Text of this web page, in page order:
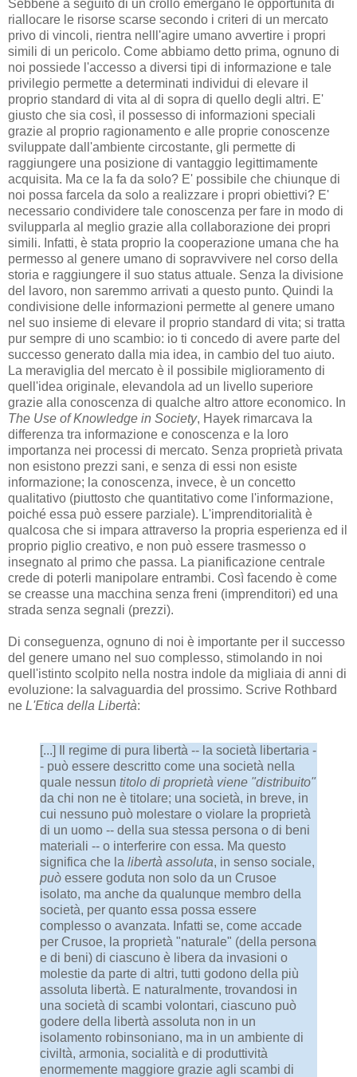
Sebbene a seguito di un crollo emergano le opportunità di
riallocare le risorse scarse secondo i criteri di un mercato
privo di vincoli, rientra nelll'agire umano avvertire i propri
simili di un pericolo. Come abbiamo detto prima, ognuno di
noi possiede l'accesso a diversi tipi di informazione e tale
privilegio permette a determinati individui di elevare il
proprio standard di vita al di sopra di quello degli altri. E'
giusto che sia così, il possesso di informazioni speciali
grazie al proprio ragionamento e alle proprie conoscenze
sviluppate dall'ambiente circostante, gli permette di
raggiungere una posizione di vantaggio legittimamente
acquisita. Ma ce la fa da solo? E' possibile che chiunque di
noi possa farcela da solo a realizzare i propri obiettivi? E'
necessario condividere tale conoscenza per fare in modo di
svilupparla al meglio grazie alla collaborazione dei propri
simili. Infatti, è stata proprio la cooperazione umana che ha
permesso al genere umano di sopravvivere nel corso della
storia e raggiungere il suo status attuale. Senza la divisione
del lavoro, non saremmo arrivati a questo punto. Quindi la
condivisione delle informazioni permette al genere umano
nel suo insieme di elevare il proprio standard di vita; si tratta
pur sempre di uno scambio: io ti concedo di avere parte del
successo generato dalla mia idea, in cambio del tuo aiuto.
La meraviglia del mercato è il possibile miglioramento di
quell'idea originale, elevandola ad un livello superiore
grazie alla conoscenza di qualche altro attore economico. In
The Use of Knowledge in Society, Hayek rimarcava la
differenza tra informazione e conoscenza e la loro
importanza nei processi di mercato. Senza proprietà privata
non esistono prezzi sani, e senza di essi non esiste
informazione; la conoscenza, invece, è un concetto
qualitativo (piuttosto che quantitativo come l'informazione,
poiché essa può essere parziale). L'imprenditorialità è
qualcosa che si impara attraverso la propria esperienza ed il
proprio piglio creativo, e non può essere trasmesso o
insegnato al primo che passa. La pianificazione centrale
crede di poterli manipolare entrambi. Così facendo è come
se creasse una macchina senza freni (imprenditori) ed una
strada senza segnali (prezzi).
Di conseguenza, ognuno di noi è importante per il successo
del genere umano nel suo complesso, stimolando in noi
quell'istinto scolpito nella nostra indole da migliaia di anni di
evoluzione: la salvaguardia del prossimo. Scrive Rothbard
ne L'Etica della Libertà:
[...] Il regime di pura libertà -- la società libertaria -
- può essere descritto come una società nella
quale nessun titolo di proprietà viene "distribuito"
da chi non ne è titolare; una società, in breve, in
cui nessuno può molestare o violare la proprietà
di un uomo -- della sua stessa persona o di beni
materiali -- o interferire con essa. Ma questo
significa che la libertà assoluta, in senso sociale,
può essere goduta non solo da un Crusoe
isolato, ma anche da qualunque membro della
società, per quanto essa possa essere
complesso o avanzata. Infatti se, come accade
per Crusoe, la proprietà "naturale" (della persona
e di beni) di ciascuno è libera da invasioni o
molestie da parte di altri, tutti godono della più
assoluta libertà. E naturalmente, trovandosi in
una società di scambi volontari, ciascuno può
godere della libertà assoluta non in un
isolamento robinsoniano, ma in un ambiente di
civiltà, armonia, socialità e di produttività
enormemente maggiore grazie agli scambi di